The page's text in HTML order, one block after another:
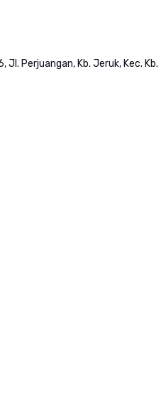
Jl. Perjuangan, Kb. Jeruk, Kec. Kb.